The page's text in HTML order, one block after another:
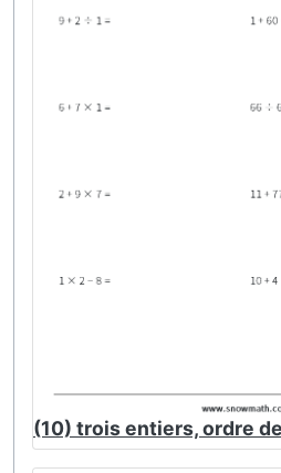
(10) trois entiers, ordre